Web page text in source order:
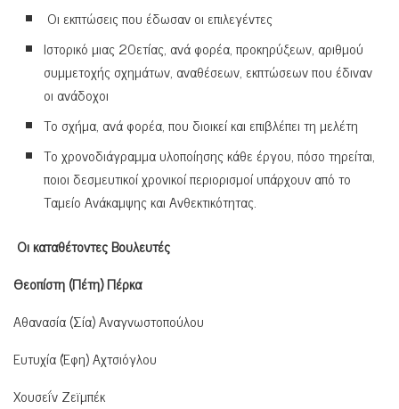
Οι εκπτώσεις που έδωσαν οι επιλεγέντες
Ιστορικό μιας 20ετίας, ανά φορέα, προκηρύξεων, αριθμού
συμμετοχής σχημάτων, αναθέσεων, εκπτώσεων που έδιναν
οι ανάδοχοι
Το σχήμα, ανά φορέα, που διοικεί και επιβλέπει τη μελέτη
Το χρονοδιάγραμμα υλοποίησης κάθε έργου, πόσο τηρείται,
ποιοι δεσμευτικοί χρονικοί περιορισμοί υπάρχουν από το
Ταμείο Ανάκαμψης και Ανθεκτικότητας.
Οι καταθέτοντες Βουλευτές
Θεοπίστη (Πέτη) Πέρκα
Αθανασία (Σία) Αναγνωστοπούλου
Ευτυχία (Έφη) Αχτσιόγλου
Χουσεΐν Ζεϊμπέκ